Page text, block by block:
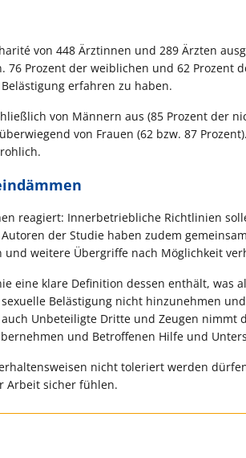
von 448 Ärztinnen und 289 Ärzten
76 Prozent der weiblichen und 62 Prozent
erfahren zu haben.
von Männern aus (85 Prozent der
von Frauen (62 bzw. 87
reagiert: Innerbetriebliche Richtlinien
der Studie haben zudem
weitere Übergriffe nach Möglichkeit
eine klare Definition dessen enthält, was
Belästigung nicht hinzunehmen
Unbeteiligte Dritte und Zeugen nimmt
und Betroffenen Hilfe und
nicht toleriert werden
Arbeit sicher fühlen.